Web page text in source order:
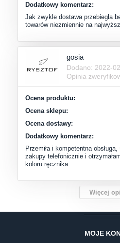
Dodatkowy komentarz:
Jak zwykle dostawa przebiegła
towarów niezmiennie na
gosia
Dodano: 2022-
Opinia
Ocena produktu:
Ocena sklepu:
Ocena dostawy:
Dodatkowy komentarz:
Przemiła i kompetentna
zakupy telefonicznie i
koloru ręcznika.
Więcej
MOJE